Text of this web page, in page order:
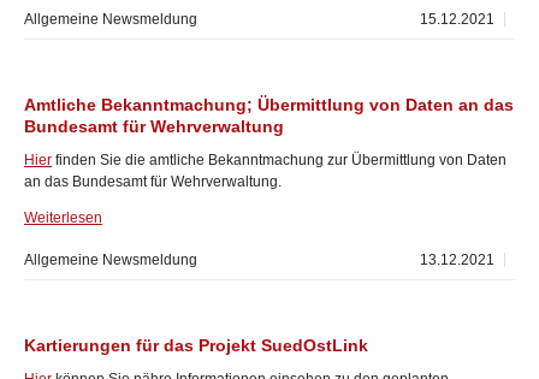
15.12.2021
Allgemeine Newsmeldung
Amtliche Bekanntmachung; Übermittlung von Daten an das
Bundesamt für Wehrverwaltung
Hier finden Sie die amtliche Bekanntmachung zur Übermittlung von Daten
an das Bundesamt für Wehrverwaltung.
Weiterlesen
13.12.2021
Allgemeine Newsmeldung
Kartierungen für das Projekt SuedOstLink